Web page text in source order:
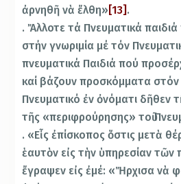
ἀρνηθῆ νὰ ἔλθη» [13] .
. Ἄλλοτε τά Πνευματικά
στήν γνωριμία μέ τόν
πνευματικά Παιδιά πού
καί βάζουν προσκόμματα στόν
Πνευματικό ἐν ὀνόματι δῆθεν
τῆς «περιφρούρησης» τοῦ
. «Εἷς ἐπίσκοπος ὅστις μετὰ
ἑαυτὸν εἰς τὴν ὑπηρεσίαν
ἔγραψεν εἰς ἐμέ: «Ἤρχισα νὰ